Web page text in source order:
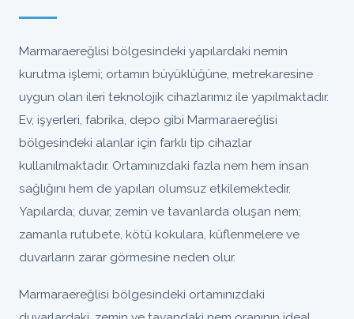
Marmaraereğlisi bölgesindeki yapılardaki nemin
kurutma işlemi; ortamın büyüklüğüne, metrekaresine
uygun olan ileri teknolojik cihazlarımız ile yapılmaktadır.
Ev, işyerleri, fabrika, depo gibi Marmaraereğlisi
bölgesindeki alanlar için farklı tip cihazlar
kullanılmaktadır. Ortamınızdaki fazla nem hem insan
sağlığını hem de yapıları olumsuz etkilemektedir.
Yapılarda; duvar, zemin ve tavanlarda oluşan nem;
zamanla rutubete, kötü kokulara, küflenmelere ve
duvarların zarar görmesine neden olur.
Marmaraereğlisi bölgesindeki ortamınızdaki